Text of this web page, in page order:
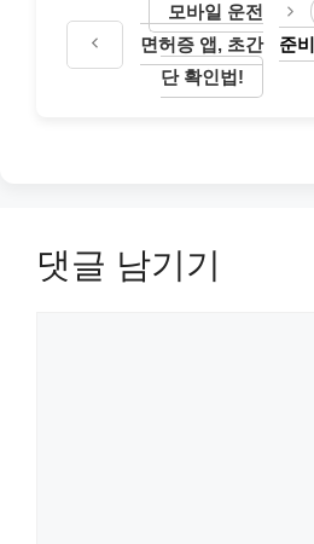
모바일 운전
면허증 앱, 초간
단 확인법!
준
댓글 남기기